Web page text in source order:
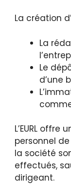
La création
La
Le
d’une
L’EURL
personnel
la société
effectués,
dirigeant.